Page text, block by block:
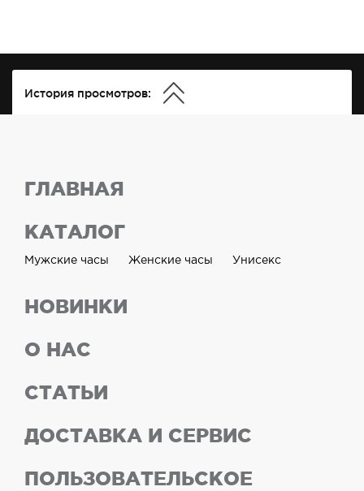
История просмотров:
ГЛАВНАЯ
КАТАЛОГ
Мужские часы Женские часы Унисекс
НОВИНКИ
О НАС
СТАТЬИ
ДОСТАВКА И СЕРВИС
ПОЛЬЗОВАТЕЛЬСКОЕ